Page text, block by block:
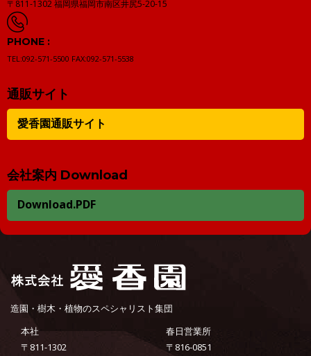
〒811-1302福岡県福岡市南区井尻5-20-15
PHONE :
TEL:092-571-5500 FAX:092-571-5538
通販サイト
愛香園通販サイト
会社案内 Download
Download.PDF
造園・樹木・植物のスペシャリスト集団
本社
〒811-1302
春日営業所
〒816-0851